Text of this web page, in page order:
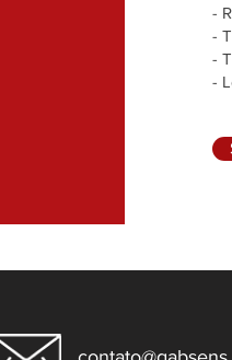
-
-
-
-